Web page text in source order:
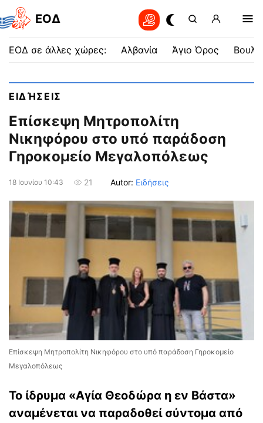
EOΔ
ΕΟΔ σε άλλες χώρες: Αλβανία Άγιο Όρος
ΕΙΔΉΣΕΙΣ
Επίσκεψη Μητροπολίτη
Νικηφόρου στο υπό παράδοση
Γηροκομείο Μεγαλοπόλεως
18 Ιουνίου 10:43 21 Autor: Ειδήσεις
Επίσκεψη Μητροπολίτη Νικηφόρου στο υπό παράδοση Γηροκομείο
Μεγαλοπόλεως
Το ίδρυμα «Αγία Θεοδώρα η εν Βάστα»
αναμένεται να παραδοθεί σύντομα από